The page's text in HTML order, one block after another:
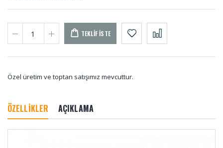
TEKLIF İSTE
Özel üretim ve toptan satışımız mevcuttur.
ÖZELLİKLER AÇIKLAMA